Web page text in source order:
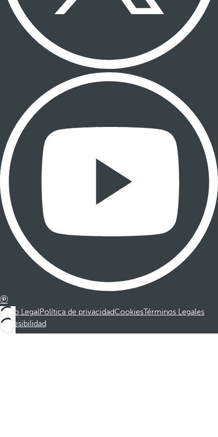
Aviso LegalPolítica de privacidadCookiesTérminos Legales
Accesibilidad